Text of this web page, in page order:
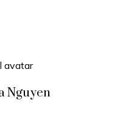
Nguyen